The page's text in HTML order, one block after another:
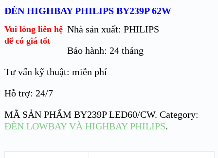
ĐÈN HIGHBAY PHILIPS BY239P 62W
Vui lòng liên hệ
để có giá tốt
Nhà sản xuất: PHILIPS
Bảo hành: 24 tháng
Tư vấn kỹ thuật: miễn phí
Hỗ trợ: 24/7
MÃ SẢN PHẨM BY239P LED60/CW. Category:
ĐÈN LOWBAY VÀ HIGHBAY PHILIPS.